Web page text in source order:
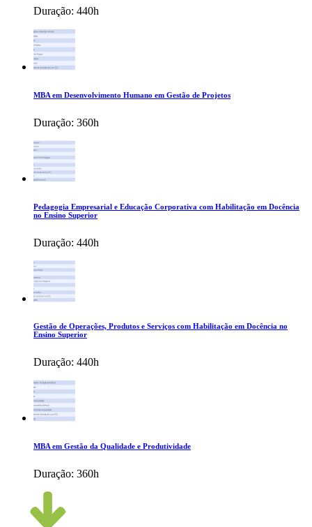
Duração: 440h
MBA em Desenvolvimento Humano em Gestão de Projetos
Duração: 360h
Pedagogia Empresarial e Educação Corporativa com Habilitação em Docência
no Ensino Superior
Duração: 440h
Gestão de Operações, Produtos e Serviços com Habilitação em Docência no
Ensino Superior
Duração: 440h
MBA em Gestão da Qualidade e Produtividade
Duração: 360h